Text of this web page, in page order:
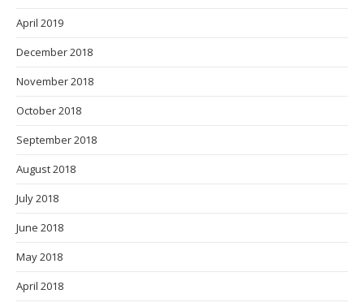
April 2019
December 2018
November 2018
October 2018
September 2018
August 2018
July 2018
June 2018
May 2018
April 2018